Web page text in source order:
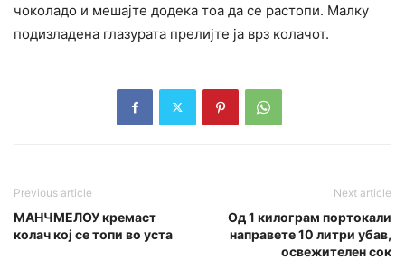
чоколадо и мешајте додека тоа да се растопи. Малку
подизладена глазурата прелијте ја врз колачот.
Previous article
МАНЧМЕЛОУ кремаст
колач кој се топи во уста
Next article
Од 1 килограм портокали
направете 10 литри убав,
освежителен сок